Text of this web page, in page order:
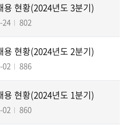
용 현황(2024년도 3분기)
24 802
용 현황(2024년도 2분기)
02 886
용 현황(2024년도 1분기)
02 860